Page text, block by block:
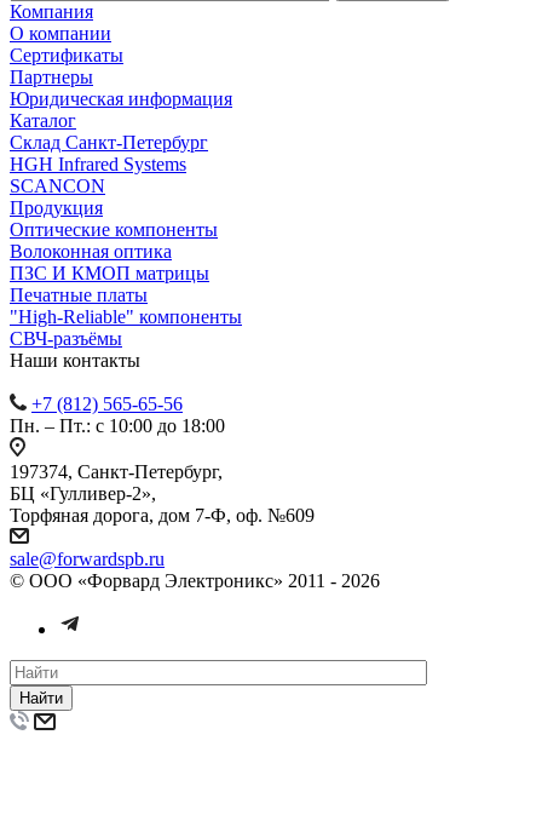
Компания
О компании
Сертификаты
Партнеры
Юридическая информация
Каталог
Cклад Санкт-Петербург
HGH Infrared Systems
SCANCON
Продукция
Оптические компоненты
Волоконная оптика
ПЗС И КМОП матрицы
Печатные платы
"High-Reliable" компоненты
СВЧ-разъёмы
Наши контакты
+7 (812) 565-65-56
Пн. – Пт.: с 10:00 до 18:00
197374, Санкт-Петербург,
БЦ «Гулливер-2»,
Торфяная дорога, дом 7-Ф, оф. №609
sale@forwardspb.ru
© ООО «Форвард Электроникс» 2011 - 2026
Найти